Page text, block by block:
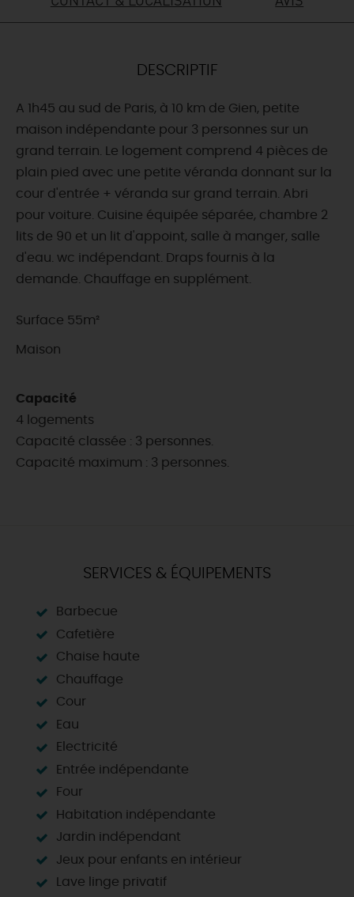
CETTE SEMAINE
TOUT L'AGENDA
DESCRIPTIF
A 1h45 au sud de Paris, à 10 km de Gien, petite
maison indépendante pour 3 personnes sur un
grand terrain. Le logement comprend 4 pièces de
plain pied avec une petite véranda donnant sur la
cour d'entrée + véranda sur grand terrain. Abri
pour voiture. Cuisine équipée séparée, chambre 2
lits de 90 et un lit d'appoint, salle à manger, salle
d'eau. wc indépendant. Draps fournis à la
demande. Chauffage en supplément.
Surface 55m²
Maison
Capacité
4 logements
Capacité classée : 3 personnes.
Capacité maximum : 3 personnes.
SERVICES & ÉQUIPEMENTS
Barbecue
Cafetière
Chaise haute
Chauffage
Cour
Eau
Electricité
Entrée indépendante
Four
Habitation indépendante
Jardin indépendant
Jeux pour enfants en intérieur
Lave linge privatif